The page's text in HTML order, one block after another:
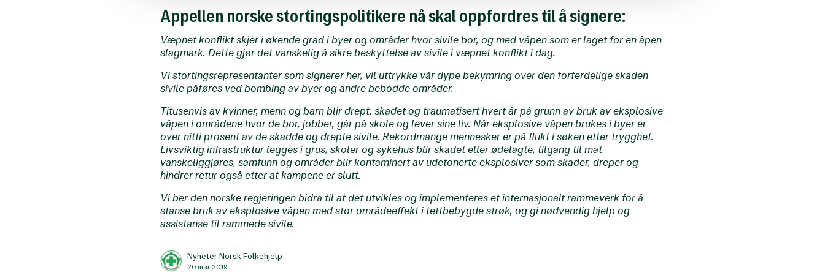
Appellen norske stortingspolitikere nå skal oppfordres til å signere:
Væpnet konflikt skjer i økende grad i byer og områder hvor sivile bor, og med våpen som er laget for en åpen
slagmark. Dette gjør det vanskelig å sikre beskyttelse av sivile i væpnet konflikt i dag.
Vi stortingsrepresentanter som signerer her, vil uttrykke vår dype bekymring over den forferdelige skaden
sivile påføres ved bombing av byer og andre bebodde områder.
Titusenvis av kvinner, menn og barn blir drept, skadet og traumatisert hvert år på grunn av bruk av eksplosive
våpen i områdene hvor de bor, jobber, går på skole og lever sine liv. Når eksplosive våpen brukes i byer er
over nitti prosent av de skadde og drepte sivile. Rekordmange mennesker er på flukt i søken etter trygghet.
Livsviktig infrastruktur legges i grus, skoler og sykehus blir skadet eller ødelagte, tilgang til mat
vanskeliggjøres, samfunn og områder blir kontaminert av udetonerte eksplosiver som skader, dreper og
hindrer retur også etter at kampene er slutt.
Vi ber den norske regjeringen bidra til at det utvikles og implementeres et internasjonalt rammeverk for å
stanse bruk av eksplosive våpen med stor områdeeffekt i tettbebygde strøk, og gi nødvendig hjelp og
assistanse til rammede sivile.
Nyheter Norsk Folkehjelp
20 mar. 2019